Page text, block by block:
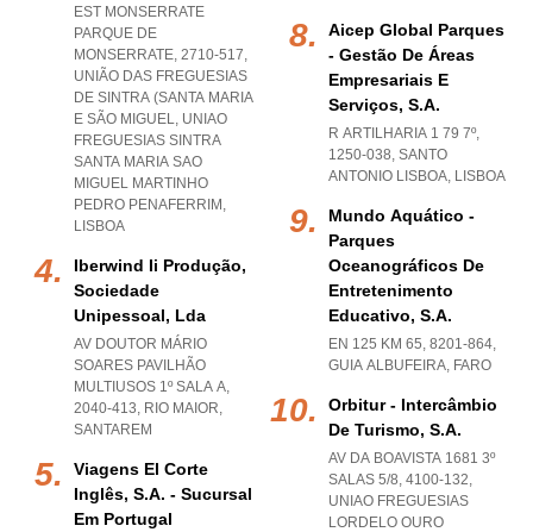
EST MONSERRATE
PARQUE DE
MONSERRATE, 2710-517,
UNIÃO DAS FREGUESIAS
DE SINTRA (SANTA MARIA
E SÃO MIGUEL, UNIAO
FREGUESIAS SINTRA
SANTA MARIA SAO
MIGUEL MARTINHO
PEDRO PENAFERRIM ,
LISBOA
Iberwind Ii Produção,
Sociedade
Unipessoal, Lda
AV DOUTOR MÁRIO
SOARES PAVILHÃO
MULTIUSOS 1º SALA A,
2040-413, RIO MAIOR,
SANTAREM
Viagens El Corte
Inglês, S.a. - Sucursal
Em Portugal
Aicep Global Parques
- Gestão De Áreas
Empresariais E
Serviços, S.a.
R ARTILHARIA 1 79 7º,
1250-038, SANTO
ANTONIO LISBOA, LISBOA
Mundo Aquático -
Parques
Oceanográficos De
Entretenimento
Educativo, S.a.
EN 125 KM 65, 8201-864,
GUIA ALBUFEIRA, FARO
Orbitur - Intercâmbio
De Turismo, S.a.
AV DA BOAVISTA 1681 3º
SALAS 5/8, 4100-132,
UNIAO FREGUESIAS
LORDELO OURO